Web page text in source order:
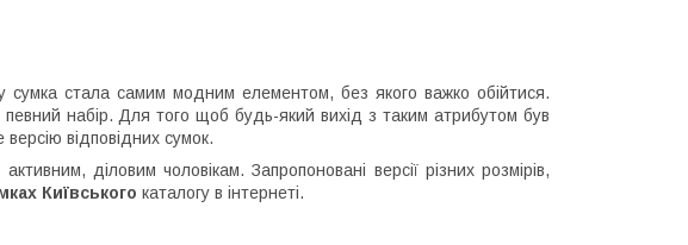
сумка стала самим модним елементом, без якого важко обійтися.
набір. Для того щоб будь-який вихід з таким атрибутом був
відповідних сумок.
діловим чоловікам. Запропоновані версії різних розмірів,
Київського каталогу в інтернеті.